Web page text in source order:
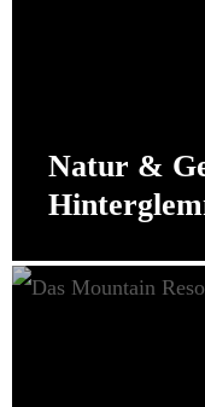
Natur &